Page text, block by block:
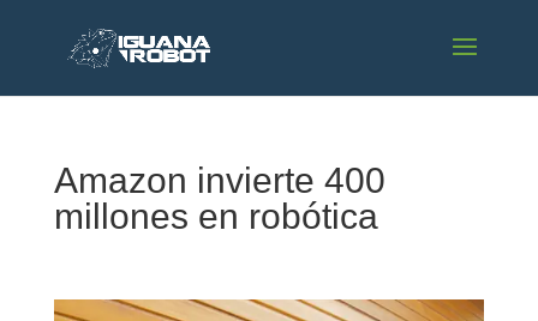
Amazon invierte 400
millones en robótica